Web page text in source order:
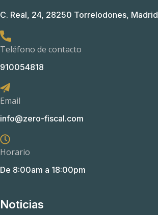
C. Real, 24, 28250 Torrelodones, Madrid
Teléfono de contacto
910054818
Email
info@zero-fiscal.com
Horario
De 8:00am a 18:00pm
Noticias